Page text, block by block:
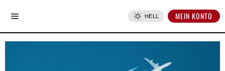
HELL MEIN KONTO